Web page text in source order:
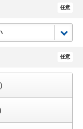
任意
任意